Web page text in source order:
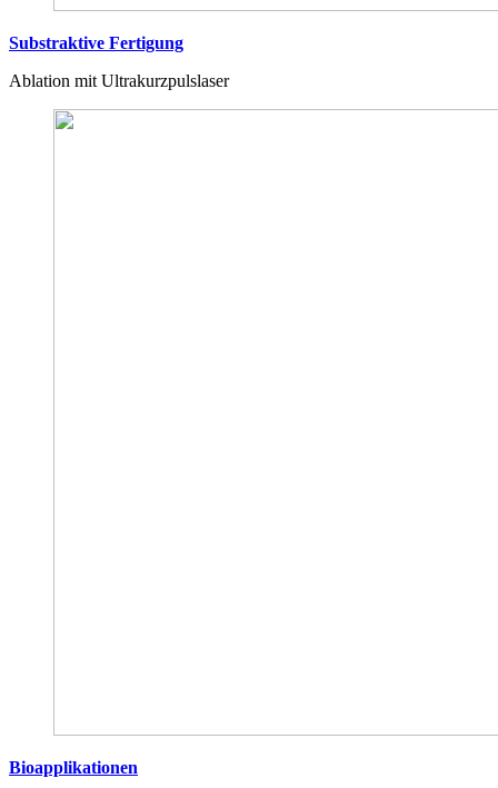
Substraktive Fertigung
Ablation mit Ultrakurzpulslaser
Bioapplikationen